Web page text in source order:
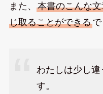
また、 本書のこんな
じ取ることができるで
わたしは少し違
す。